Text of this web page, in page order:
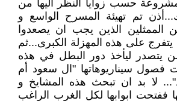
حسب زوايا النظر اليها من
تم تهيئة المسرح الواسع و
الممثلين الذين يجب ان يصعدوا
يتفرج على هذه المهزلة الكبرى...ثم
يتصدر ليأخذ دور البطل في هذه
فصول سيناريوهاتها "ال سعود أم
لا بد ان تبحث هذه المشايخ و
ففتحت ابوابها لكل الغرب الراغب